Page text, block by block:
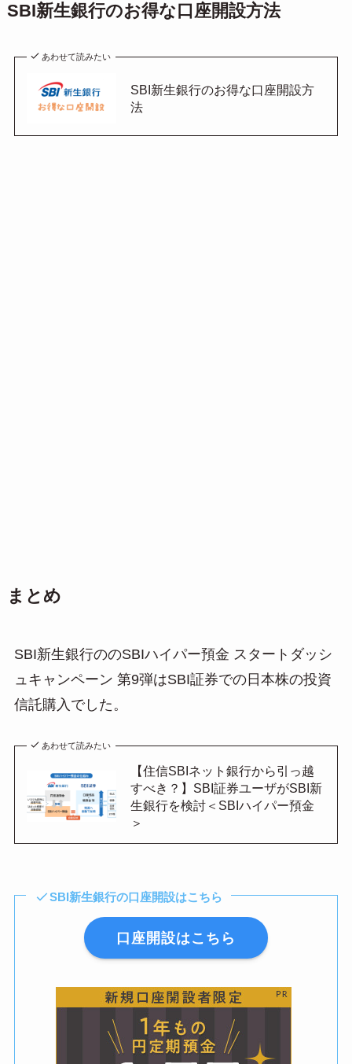
SBI新生銀行のお得な口座開設方法
あわせて読みたい
SBI新生銀行のお得な口座開設方
法
まとめ
SBI新生銀行ののSBIハイパー預金 スタートダッシ
ュキャンペーン 第9弾はSBI証券での日本株の投資
信託購入でした。
あわせて読みたい
【住信SBIネット銀行から引っ越
すべき？】SBI証券ユーザがSBI新
生銀行を検討＜SBIハイパー預金
＞
SBI新生銀行の口座開設はこちら
口座開設はこちら